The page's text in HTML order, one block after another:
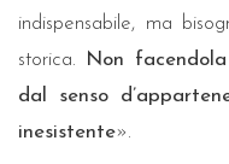
indispensabile, ma
storica.
Non
dal senso
inesistente».